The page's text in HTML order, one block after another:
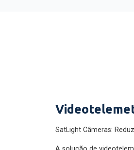
SatLight Câmeras:
A solução de